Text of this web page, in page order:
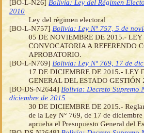
[BO-L-N26] Bolivia: Ley del Régimen
2010
Ley del régimen electoral
[BO-L-N757] Bolivia: Ley Nº 757, 5 de
05 DE NOVIEMBRE DE 2015.- LEY
CONVOCATORIA A REFERENDO
APROBATORIO.
[BO-L-N769] Bolivia: Ley Nº 769, 17 de
17 DE DICIEMBRE DE 2015.- LEY
GENERAL DEL ESTADO GESTIÓN
[BO-DS-N2644] Bolivia: Decreto Supremo
diciembre de 2015
30 DE DICIEMBRE DE 2015.-
de la Ley N° 769, de 17 de
aprueba el Presupuesto General del